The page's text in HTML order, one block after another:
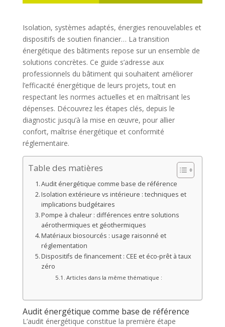
Isolation, systèmes adaptés, énergies renouvelables et
dispositifs de soutien financier… La transition
énergétique des bâtiments repose sur un ensemble de
solutions concrètes. Ce guide s’adresse aux
professionnels du bâtiment qui souhaitent améliorer
l’efficacité énergétique de leurs projets, tout en
respectant les normes actuelles et en maîtrisant les
dépenses. Découvrez les étapes clés, depuis le
diagnostic jusqu’à la mise en œuvre, pour allier
confort, maîtrise énergétique et conformité
réglementaire.
Table des matières
Audit énergétique comme base de référence
Isolation extérieure vs intérieure : techniques et
implications budgétaires
Pompe à chaleur : différences entre solutions
aérothermiques et géothermiques
Matériaux biosourcés : usage raisonné et
réglementation
Dispositifs de financement : CEE et éco-prêt à taux
zéro
Articles dans la même thématique :
Audit énergétique comme base de référence
L’audit énergétique constitue la première étape